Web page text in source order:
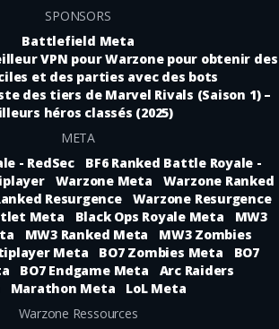
SPONSORS
Battlefield Meta
VPN pour Warzone pour obtenir des
et des parties avec des bots
des tiers de Marvel Rivals (Saison 1) –
héros classés (2025)
META
- RedSec
BF6 Ranked Battle Royale -
Warzone Meta
Warzone Ranked
Resurgence
Warzone Resurgence
Meta Black Ops Royale Meta
MW3
MW3 Ranked Meta
MW3 Zombies
Meta BO7 Zombies Meta
BO7
BO7 Endgame Meta
Arc Raiders
Marathon Meta
LoL Meta
Warzone Ressources